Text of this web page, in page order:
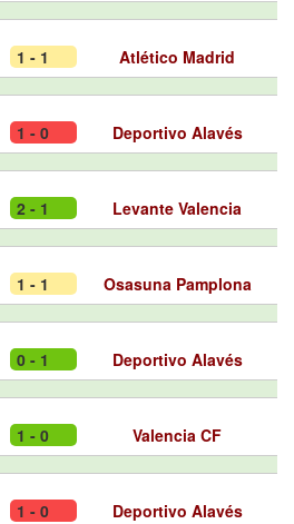
1 - 1 Atlético Madrid
1 - 0 Deportivo Alavés
2 - 1 Levante Valencia
1 - 1 Osasuna Pamplona
0 - 1 Deportivo Alavés
1 - 0 Valencia CF
1 - 0 Deportivo Alavés